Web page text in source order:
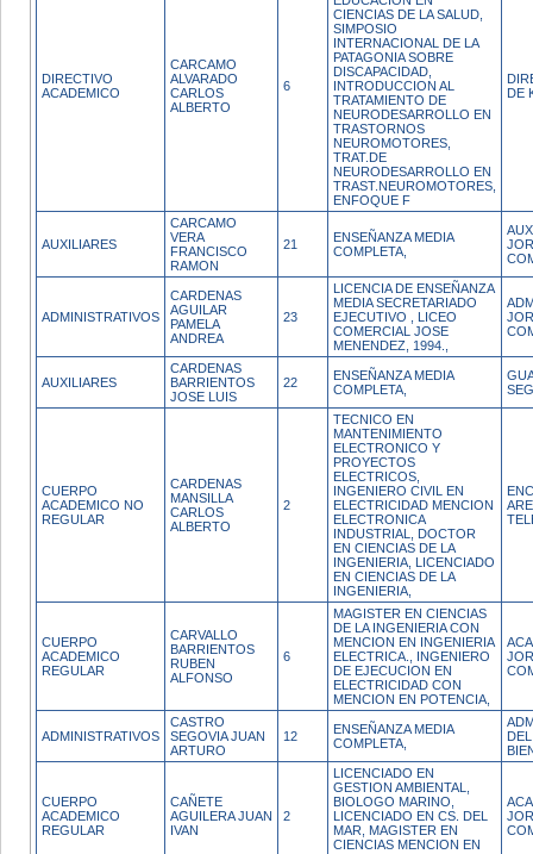
DIRECTIVO
ACADEMICO
CARCAMO
ALVARADO
CARLOS
ALBERTO
6
CIENCIAS DE LA SALUD,
SIMPOSIO
INTERNACIONAL DE LA
PATAGONIA SOBRE
DISCAPACIDAD,
INTRODUCCION AL
TRATAMIENTO DE
NEURODESARROLLO EN
TRASTORNOS
NEUROMOTORES,
TRAT.DE
NEURODESARROLLO EN
TRAST.NEUROMOTORES,
ENFOQUE F
DE
AUXILIARES
CARCAMO
VERA
FRANCISCO
RAMON
21
ENSEÑANZA MEDIA
COMPLETA,
ADMINISTRATIVOS
CARDENAS
AGUILAR
PAMELA
ANDREA
23
LICENCIA DE ENSEÑANZA
MEDIA SECRETARIADO
EJECUTIVO , LICEO
COMERCIAL JOSE
MENENDEZ, 1994.,
AUXILIARES
CARDENAS
BARRIENTOS
JOSE LUIS
22
ENSEÑANZA MEDIA
COMPLETA,
CUERPO
ACADEMICO NO
REGULAR
CARDENAS
MANSILLA
CARLOS
ALBERTO
2
TECNICO EN
MANTENIMIENTO
ELECTRONICO Y
PROYECTOS
ELECTRICOS,
INGENIERO CIVIL EN
ELECTRICIDAD MENCION
ELECTRONICA
INDUSTRIAL, DOCTOR
EN CIENCIAS DE LA
INGENIERIA, LICENCIADO
EN CIENCIAS DE LA
INGENIERIA,
CUERPO
ACADEMICO
REGULAR
CARVALLO
BARRIENTOS
RUBEN
ALFONSO
6
MAGISTER EN CIENCIAS
DE LA INGENIERIA CON
MENCION EN INGENIERIA
ELECTRICA., INGENIERO
DE EJECUCION EN
ELECTRICIDAD CON
MENCION EN POTENCIA,
ADMINISTRATIVOS
CASTRO
SEGOVIA JUAN
ARTURO
12
ENSEÑANZA MEDIA
COMPLETA,
CUERPO
ACADEMICO
REGULAR
CAÑETE
AGUILERA JUAN
IVAN
2
LICENCIADO EN
GESTION AMBIENTAL,
BIOLOGO MARINO,
LICENCIADO EN CS. DEL
MAR, MAGISTER EN
CIENCIAS MENCION EN